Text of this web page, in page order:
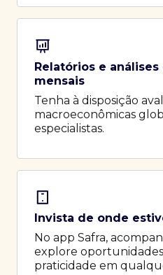
Relatórios e
mensais
Tenha à disposição
macroeconômicas
especialistas.
Invista de onde
No app Safra,
explore
praticidade em